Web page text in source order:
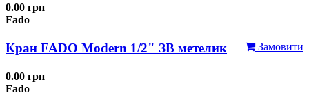
0.00 грн
Fado
Замовити
Кран FADO Modern 1/2" ЗВ метелик
0.00 грн
Fado